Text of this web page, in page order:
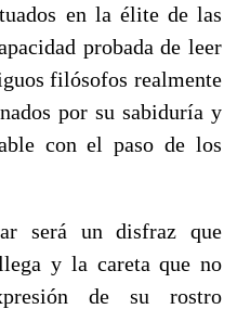
en la élite de las
probada de leer
filósofos realmente
por su sabiduría y
con el paso de los
será un disfraz que
y la careta que no
de su rostro